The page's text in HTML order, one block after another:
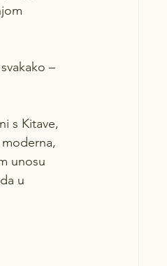
–
s Kitave,
unosu
u